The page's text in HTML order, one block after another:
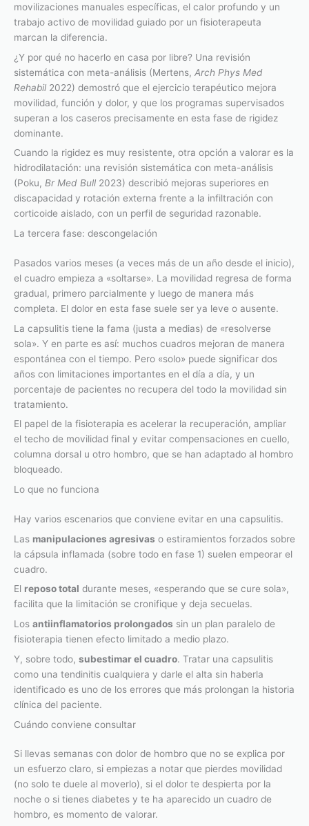
movilizaciones manuales específicas, el calor profundo y un
trabajo activo de movilidad guiado por un fisioterapeuta
marcan la diferencia.
¿Y por qué no hacerlo en casa por libre? Una revisión
sistemática con meta-análisis (Mertens, Arch Phys Med
Rehabil 2022) demostró que el ejercicio terapéutico mejora
movilidad, función y dolor, y que los programas supervisados
superan a los caseros precisamente en esta fase de rigidez
dominante.
Cuando la rigidez es muy resistente, otra opción a valorar es la
hidrodilatación: una revisión sistemática con meta-análisis
(Poku, Br Med Bull 2023) describió mejoras superiores en
discapacidad y rotación externa frente a la infiltración con
corticoide aislado, con un perfil de seguridad razonable.
La tercera fase: descongelación
Pasados varios meses (a veces más de un año desde el inicio),
el cuadro empieza a «soltarse». La movilidad regresa de forma
gradual, primero parcialmente y luego de manera más
completa. El dolor en esta fase suele ser ya leve o ausente.
La capsulitis tiene la fama (justa a medias) de «resolverse
sola». Y en parte es así: muchos cuadros mejoran de manera
espontánea con el tiempo. Pero «solo» puede significar dos
años con limitaciones importantes en el día a día, y un
porcentaje de pacientes no recupera del todo la movilidad sin
tratamiento.
El papel de la fisioterapia es acelerar la recuperación, ampliar
el techo de movilidad final y evitar compensaciones en cuello,
columna dorsal u otro hombro, que se han adaptado al hombro
bloqueado.
Lo que no funciona
Hay varios escenarios que conviene evitar en una capsulitis.
Las manipulaciones agresivas o estiramientos forzados sobre
la cápsula inflamada (sobre todo en fase 1) suelen empeorar el
cuadro.
El reposo total durante meses, «esperando que se cure sola»,
facilita que la limitación se cronifique y deja secuelas.
Los antiinflamatorios prolongados sin un plan paralelo de
fisioterapia tienen efecto limitado a medio plazo.
Y, sobre todo, subestimar el cuadro. Tratar una capsulitis
como una tendinitis cualquiera y darle el alta sin haberla
identificado es uno de los errores que más prolongan la historia
clínica del paciente.
Cuándo conviene consultar
Si llevas semanas con dolor de hombro que no se explica por
un esfuerzo claro, si empiezas a notar que pierdes movilidad
(no solo te duele al moverlo), si el dolor te despierta por la
noche o si tienes diabetes y te ha aparecido un cuadro de
hombro, es momento de valorar.